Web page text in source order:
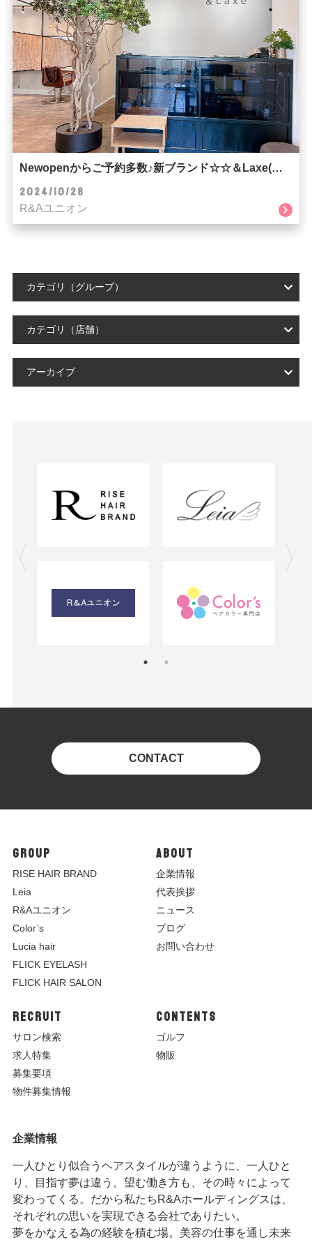
Newopenからご予約多数♪新ブランド☆☆＆Laxe(ラクス)☆☆
2024/10/28
R&Aユニオン
カテゴリ（グループ）
カテゴリ（店舗）
アーカイブ
CONTACT
GROUP
RISE HAIR BRAND
Leia
R&Aユニオン
Color’s
Lucia hair
FLICK EYELASH
FLICK HAIR SALON
ABOUT
企業情報
代表挨拶
ニュース
ブログ
お問い合わせ
RECRUIT
サロン検索
求人特集
募集要項
物件募集情報
CONTENTS
ゴルフ
物販
企業情報
一人ひとり似合うヘアスタイルが違うように、一人ひと
り、目指す夢は違う。望む働き方も、その時々によって
変わってくる。だから私たちR&Aホールディングスは、
それぞれの思いを実現できる会社でありたい。
夢をかなえる為の経験を積む場。美容の仕事を通し未来